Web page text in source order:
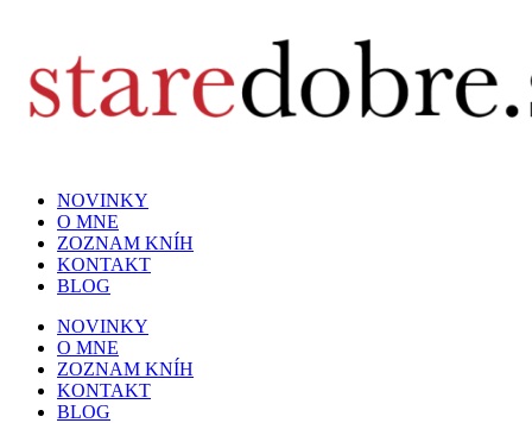
NOVINKY
O MNE
ZOZNAM KNÍH
KONTAKT
BLOG
NOVINKY
O MNE
ZOZNAM KNÍH
KONTAKT
BLOG